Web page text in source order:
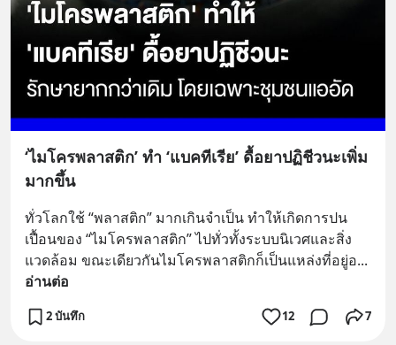
‘ไมโครพลาสติก’ ทำ ‘แบคทีเรีย’ ดื้อยาปฏิชีวนะเพิ่ม
มากขึ้น
ทั่วโลกใช้ “พลาสติก” มากเกินจำเป็น ทำให้เกิดการปน
เปื้อนของ “ไมโครพลาสติก” ไปทั่วทั้งระบบนิเวศและสิ่ง
แวดล้อม ขณะเดียวกันไมโครพลาสติกก็เป็นแหล่งที่อยู่อ
อ่านต่อ
2 บันทึก 12 7